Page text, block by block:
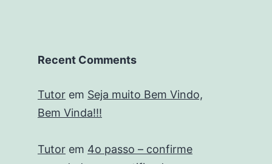
Recent Comments
Tutor em Seja muito Bem Vindo,
Bem Vinda!!!
Tutor em 4o passo – confirme